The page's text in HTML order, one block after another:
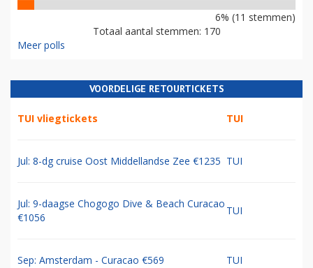
6% (11 stemmen)
Totaal aantal stemmen: 170
Meer polls
VOORDELIGE RETOURTICKETS
TUI vliegtickets TUI
Jul: 8-dg cruise Oost Middellandse Zee €1235 TUI
Jul: 9-daagse Chogogo Dive & Beach Curacao
€1056
TUI
Sep: Amsterdam - Curacao €569 TUI